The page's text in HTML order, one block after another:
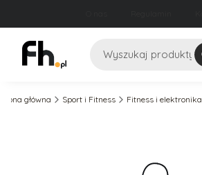
Szukaj
główna Sport i Fitness Fitness i elektronika